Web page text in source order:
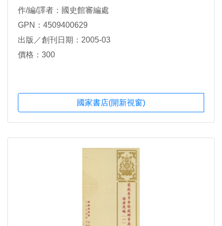
作/編/譯者：國史館審編處
GPN：4509400629
出版／創刊日期：2005-03
價格：300
國家書店(開新視窗)